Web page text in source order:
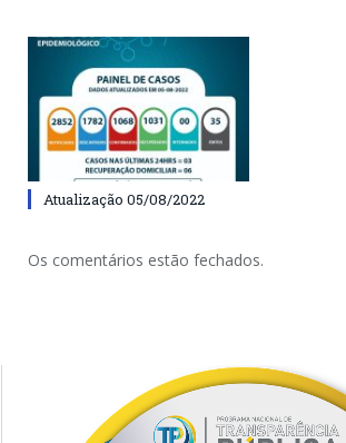
Atualização 05/08/2022
Os comentários estão fechados.